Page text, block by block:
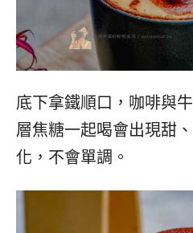
底下拿鐵順口，咖啡與
層焦糖一起喝會出現甜
化，不會單調。